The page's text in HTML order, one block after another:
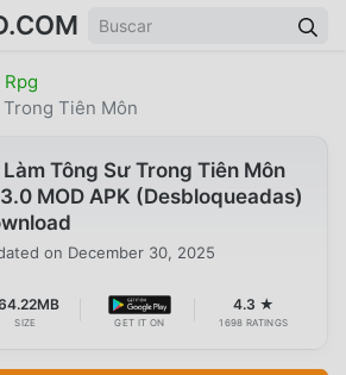
Rpg
Trong Tiên Môn
Làm Tông Sư Trong Tiên Môn
MOD APK (Desbloqueadas)
on December 30, 2025
SIZE GET IT ON
4.3 ★
1698 RATINGS